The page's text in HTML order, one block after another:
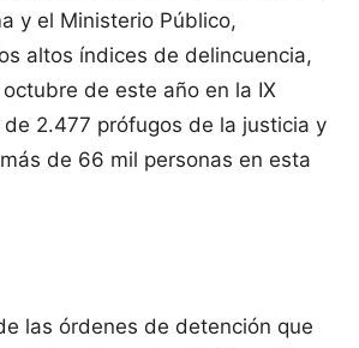
y el Ministerio Público,
altos índices de delincuencia,
de este año en la IX
de 2.477 prófugos de la justicia y
de 66 mil personas en esta
las órdenes de detención que